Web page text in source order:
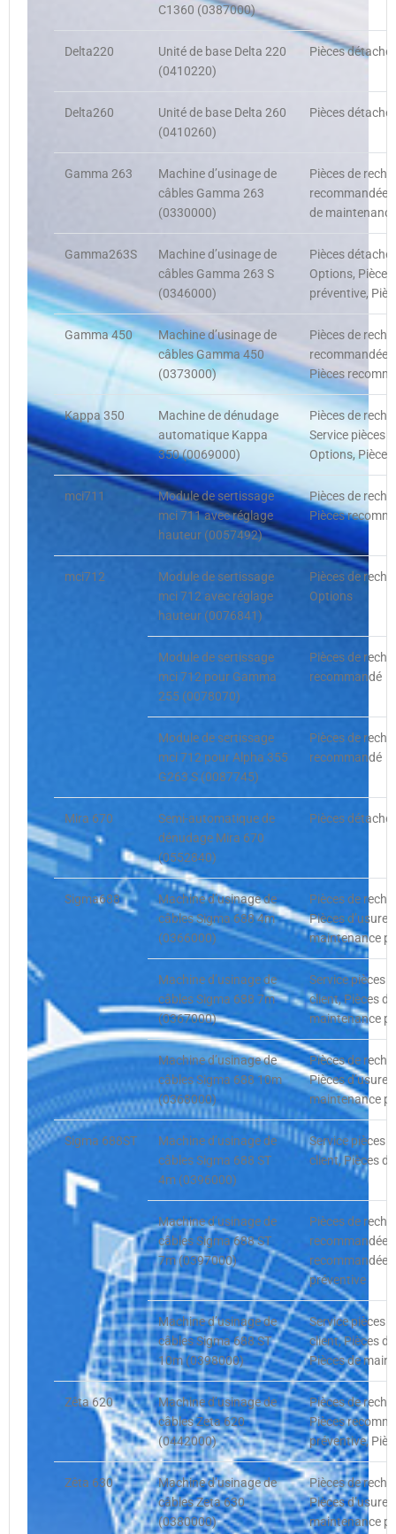
C1360 (0387000)
Delta220
Unité de base Delta 220
(0410220)
Pièces
Delta260
Unité de base Delta 260
(0410260)
Pièces
Gamma 263
Machine d’usinage de
câbles Gamma 263
(0330000)
Pièces de
de
Gamma263S
Machine d’usinage de
câbles Gamma 263 S
(0346000)
Pièces
Options,
préventive,
Gamma 450
Machine d’usinage de
câbles Gamma 450
(0373000)
Pièces de
Pièces
Kappa 350
Machine de dénudage
automatique Kappa
350 (0069000)
Pièces de
Service pièces
Options,
mci711
Module de sertissage
mci 711 avec réglage
hauteur (0057492)
Pièces de
Pièces
mci712
Module de sertissage
mci 712 avec réglage
hauteur (0076841)
Pièces de
Options
Module de sertissage
mci 712 pour Gamma
255 (0078070)
Pièces de
recommandé
Module de sertissage
mci 712 pour Alpha 355
G263 S (0087745)
Pièces de
recommandé
Mira 670
Semi-automatique de
dénudage Mira 670
(0552840)
Pièces
Sigma688
Machine d’usinage de
câbles Sigma 688 4m
(0366000)
Pièces de
Pièces
maintenance
Machine d’usinage de
câbles Sigma 688 7m
(0367000)
Service pièces
client, Pièces
maintenance
Machine d’usinage de
câbles Sigma 688 10m
(0368000)
Pièces de
Pièces
maintenance
Sigma 688ST
Machine d’usinage de
câbles Sigma 688 ST
4m (0396000)
Service pièces
client, Pièces
Machine d’usinage de
câbles Sigma 688 ST
7m (0397000)
Pièces de
préventive
Machine d’usinage de
câbles Sigma 688 ST
10m (0398000)
Service pièces
client, Pièces
Pièces de
Zêta 620
Machine d’usinage de
câbles Zeta 620
(0442000)
Pièces de
Pièces
préventive,
Zêta 630
Machine d’usinage de
câbles Zeta 630
(0380000)
Pièces de
Pièces
maintenance